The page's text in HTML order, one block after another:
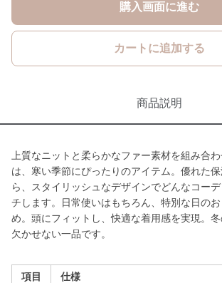
購入画面に進む
カートに追加する
商品説明
上質なニットと柔らかなファー素材を組み合
は、寒い季節にぴったりのアイテム。優れた
ら、スタイリッシュなデザインでどんなコー
チします。日常使いはもちろん、特別な日の
め。頭にフィットし、快適な着用感を実現。
欠かせない一品です。
項目 仕様